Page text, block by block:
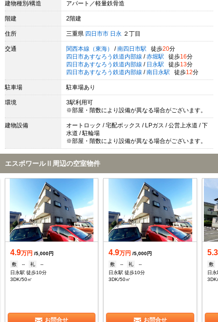
建物種別/構造 アパート／軽量鉄骨造
階建 2階建
住所 三重県 四日市市 日永 ２丁目
交通 関西本線（東海） / 南四日市駅 徒歩20分
四日市あすなろう鉄道内部線 / 赤堀駅 徒歩16分
四日市あすなろう鉄道内部線 / 日永駅 徒歩13分
四日市あすなろう鉄道内部線 / 南日永駅 徒歩12分
駐車場 駐車場あり
環境
3駅利用可
※部屋・階数により設備が異なる場合がございます。
建物設備
オートロック / 宅配ボックス / LPガス / 公営上水道 / 下
水道 / 駐輪場
※部屋・階数により設備が異なる場合がございます。
エスポワールⅡ周辺の空室物件
4.9万円 /5,000円
敷
-- 礼
--
日永駅 徒歩10分
3DK/50㎡
お問合せ
4.9万円 /5,000円
敷
-- 礼
--
日永駅 徒歩10分
3DK/50㎡
お問合せ
5.3
敷
日